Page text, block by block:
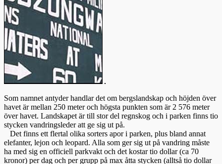
Som namnet antyder handlar det om bergslandskap och höjden över
havet är mellan 250 meter och högsta punkten som är 2 576 meter
över havet. Landskapet är till stor del regnskog och i parken finns tio
stycken vandringsleder att ge sig ut på.
Det finns ett flertal olika sorters apor i parken, plus bland annat
elefanter, lejon och leopard. Alla som ger sig ut på vandring måste
ha med sig en officiell parkvakt och det kostar tio dollar (ca 70
kronor) per dag och per grupp på max åtta stycken (alltså tio dollar